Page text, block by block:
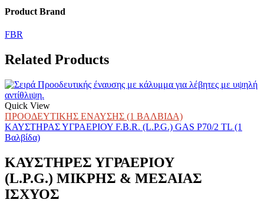
Product Brand
FBR
Related Products
Quick View
ΠΡΟΟΔΕΥΤΙΚΗΣ ΕΝΑΥΣΗΣ (1 ΒΑΛΒΙΔΑ)
ΚΑΥΣΤΗΡΑΣ ΥΓΡΑΕΡΙΟΥ F.B.R. (L.P.G.) GAS P70/2 TL (1
Βαλβίδα)
ΚΑΥΣΤΗΡΕΣ ΥΓΡΑΕΡΙΟΥ
(L.P.G.) ΜΙΚΡΗΣ & ΜΕΣΑΙΑΣ
ΙΣΧΥΟΣ